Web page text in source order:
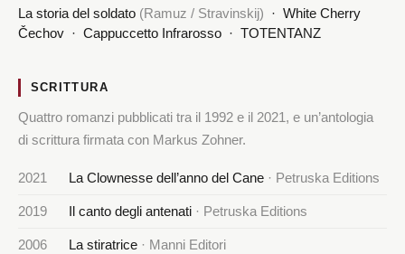
La storia del soldato (Ramuz / Stravinskij) · White Cherry
Čechov · Cappuccetto Infrarosso · TOTENTANZ
SCRITTURA
Quattro romanzi pubblicati tra il 1992 e il 2021, e un’antologia
di scrittura firmata con Markus Zohner.
2021 La Clownesse dell’anno del Cane · Petruska Editions
2019 Il canto degli antenati · Petruska Editions
2006 La stiratrice · Manni Editori